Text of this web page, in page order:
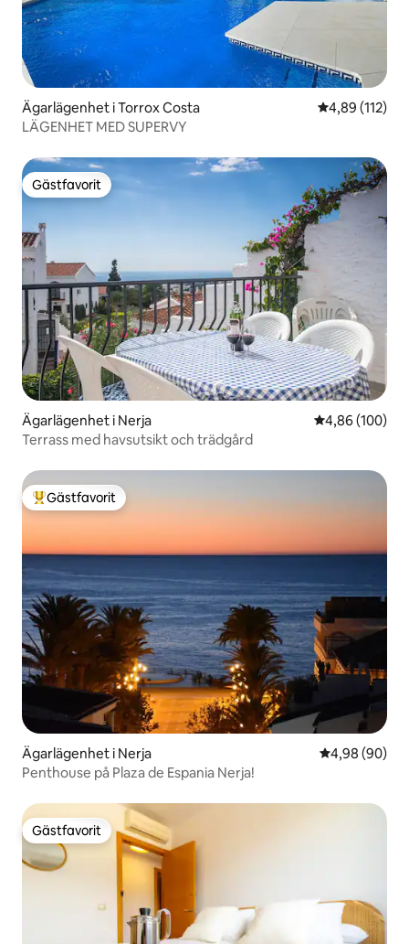
Ägarlägenhet i Torrox Costa 4,89 av 5 i
4,89 (112)
LÄGENHET MED SUPERVY
Gästfavorit
Gästfavorit
Ägarlägenhet i Nerja 4,86 av 5 i
4,86 (100)
Terrass med havsutsikt och trädgård
Populär gästfavorit
Gästfavorit
Ägarlägenhet i Nerja 4,98 av 5 i
4,98 (90)
Penthouse på Plaza de Espania Nerja!
Gästfavorit
Gästfavorit